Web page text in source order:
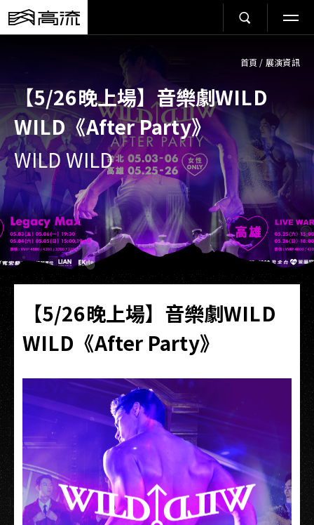
首頁 / 展演資訊
【5/26晚上場】音樂劇WILD
WILD《After Party》
WILD WILD
【5/26晚上場】音樂劇WILD
WILD《After Party》